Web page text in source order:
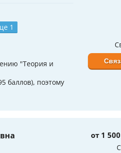
1
"Теория и
баллов), поэтому
от 1